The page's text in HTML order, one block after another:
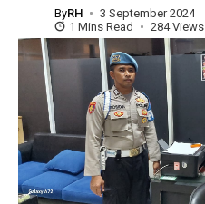
ByRH
3 September 2024
1 Mins Read
284 Views